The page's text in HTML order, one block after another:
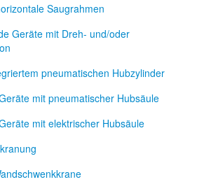
Saugrahmen
Geräte mit Dreh- und/oder
pneumatischen Hubzylinder
mit pneumatischer Hubsäule
mit elektrischer Hubsäule